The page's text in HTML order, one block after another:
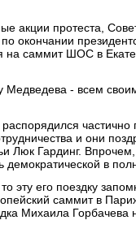
акции протеста,
окончании
на саммит ШОС в
- всем
частично
и они
Люк Гардинг. Впрочем,
в
эту его поездку
саммит в
Михаила Горбачева